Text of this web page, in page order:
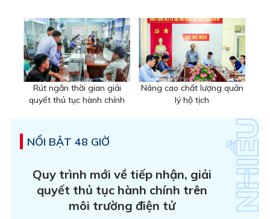
Rút ngắn thời gian giải
quyết thủ tục hành chính
Nâng cao chất lượng quản
lý hộ tịch
NỔI BẬT 48 GIỜ
Quy trình mới về tiếp nhận, giải
quyết thủ tục hành chính trên
môi trường điện tử